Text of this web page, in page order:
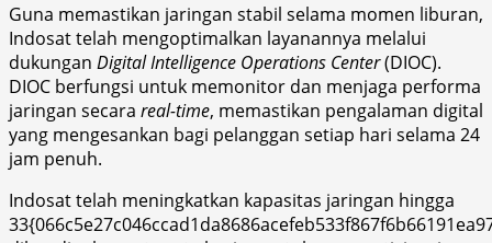
Guna memastikan jaringan stabil selama momen liburan,
Indosat telah mengoptimalkan layanannya melalui
dukungan Digital Intelligence Operations Center(DIOC).
DIOC berfungsi untuk memonitor dan menjaga performa
jaringan secara real-time, memastikan pengalaman digital
yang mengesankan bagi pelanggan setiap hari selama 24
jam penuh.
Indosat telah meningkatkan kapasitas jaringan hingga